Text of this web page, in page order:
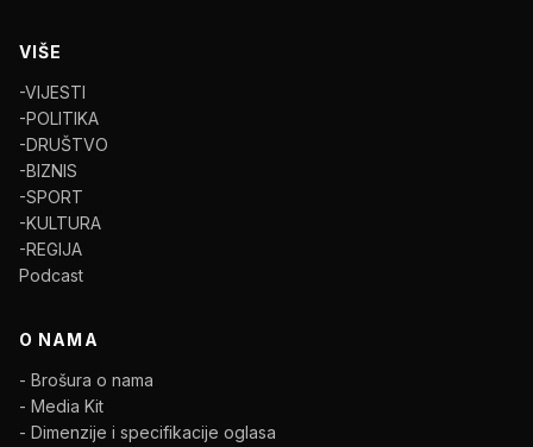
VIŠE
-VIJESTI
-POLITIKA
-DRUŠTVO
-BIZNIS
-SPORT
-KULTURA
-REGIJA
Podcast
O NAMA
- Brošura o nama
- Media Kit
- Dimenzije i specifikacije oglasa